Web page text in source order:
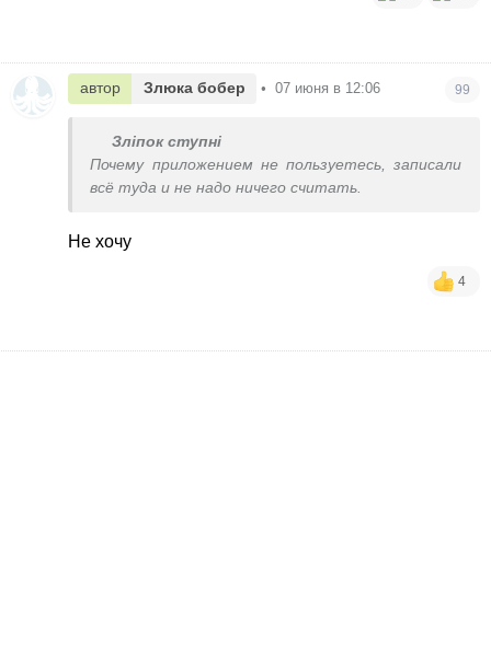
автор Злюка бобер • 07 июня в 12:06 99
Зліпок ступні
Почему приложением не пользуетесь, записали
всё туда и не надо ничего считать.
Не хочу
4